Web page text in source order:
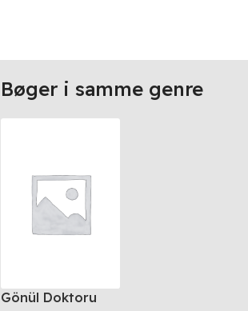
Bøger i samme genre
Gönül Doktoru